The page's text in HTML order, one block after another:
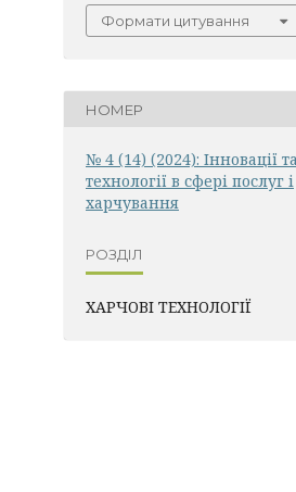
Формати цитування
НОМЕР
№ 4 (14) (2024): Інновації
технології в сфері послуг і
харчування
РОЗДІЛ
ХАРЧОВІ ТЕХНОЛОГІЇ